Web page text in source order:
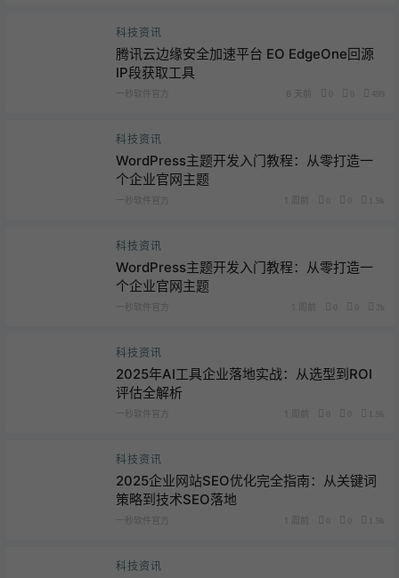
科技资讯
腾讯云边缘安全加速平台 EO EdgeOne回源
IP段获取工具
一秒软件官方 6 天前 499
科技资讯
WordPress主题开发入门教程：从零打造一
个企业官网主题
一秒软件官方 1 周前 1.9k
科技资讯
WordPress主题开发入门教程：从零打造一
个企业官网主题
一秒软件官方 1 周前 2k
科技资讯
2025年AI工具企业落地实战：从选型到ROI
评估全解析
一秒软件官方 1 周前 1.9k
科技资讯
2025企业网站SEO优化完全指南：从关键词
策略到技术SEO落地
一秒软件官方 1 周前 1.9k
科技资讯